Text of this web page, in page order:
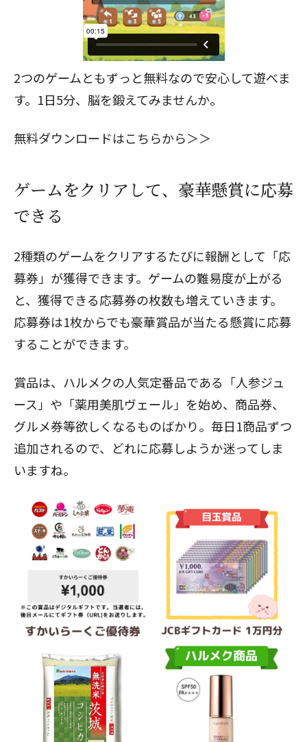
2つのゲームともずっと無料なので安心して遊べま
す。1日5分、脳を鍛えてみませんか。
無料ダウンロードはこちらから＞＞
ゲームをクリアして、豪華懸賞に応募
できる
2種類のゲームをクリアするたびに報酬として「応
募券」が獲得できます。ゲームの難易度が上がる
と、獲得できる応募券の枚数も増えていきます。
応募券は1枚からでも豪華賞品が当たる懸賞に応募
することができます。
賞品は、ハルメクの人気定番品である「人参ジュ
ース」や「薬用美肌ヴェール」を始め、商品券、
グルメ券等欲しくなるものばかり。毎日1商品ずつ
追加されるので、どれに応募しようか迷ってしま
いますね。